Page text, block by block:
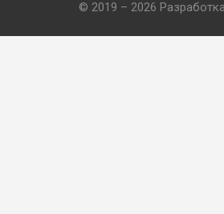
© 2019 – 2026